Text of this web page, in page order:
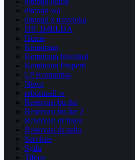
diterapi wa
diterapi x traveloka
DR. IMELDA
Home
Kemitraan
Kemitraan Investasi
Kemitraan Properti
LP Komunitas
News
reborncell w
Reservasi bu ike
Reservasi bu ike 2
Reservasi dr bayu
Reservasi dr setio
Services
Syifa
Tifony